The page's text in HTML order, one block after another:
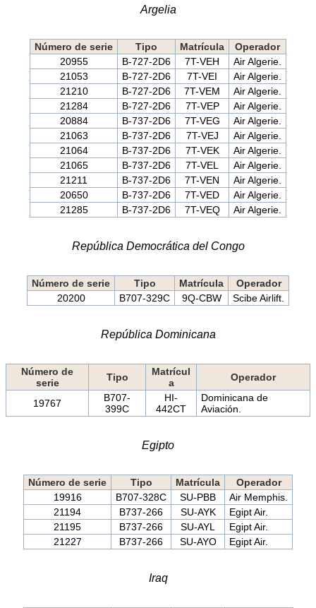
Argelia
Número de serie Tipo Matrícula
Operador
20955
B-727-2D6 7T-VEH
Air Algerie.
21053
B-727-2D6 7T-VEI
Air Algerie.
21210
B-727-2D6 7T-VEM
Air Algerie.
21284
B-727-2D6 7T-VEP
Air Algerie.
20884
B-737-2D6 7T-VEG
Air Algerie.
21063
B-737-2D6 7T-VEJ
Air Algerie.
21064
B-737-2D6 7T-VEK
Air Algerie.
21065
B-737-2D6 7T-VEL
Air Algerie.
21211
B-737-2D6 7T-VEN
Air Algerie.
20650
B-737-2D6 7T-VED
Air Algerie.
21285
B-737-2D6 7T-VEQ Air Algerie.
República Democrática del Congo
Número de serie Tipo Matrícula
Operador
20200
B707-329C 9Q-CBW Scibe Airlift.
República Dominicana
Número de
serie
Tipo
Matrícul
a
Operador
19767
B707-
399C
HI-
442CT
Dominicana de
Aviación.
Egipto
Número de serie Tipo Matrícula
Operador
19916
B707-328C SU-PBB
Air Memphis.
21194
B737-266 SU-AYK
Egipt Air.
21195
B737-266 SU-AYL
Egipt Air.
21227
B737-266 SU-AYO Egipt Air.
Iraq